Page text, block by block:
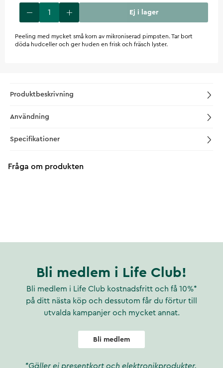
Ej i lager
Peeling med mycket små korn av mikroniserad pimpsten. Tar bort
döda hudceller och ger huden en frisk och fräsch lyster.
Produktbeskrivning
Användning
Specifikationer
Fråga om produkten
Bli medlem i Life Club!
Bli medlem i Life Club kostnadsfritt och få 10%*
på ditt nästa köp och dessutom får du förtur till
utvalda kampanjer och mycket annat.
Bli medlem
*Gäller ej presentkort och elektronikprodukter.